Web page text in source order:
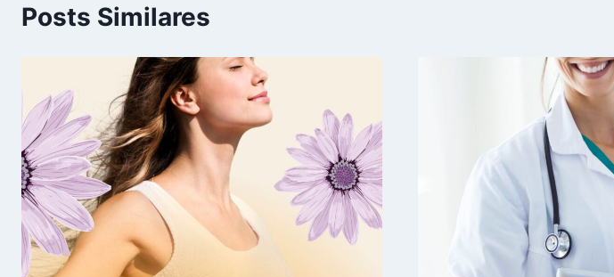
Posts Similares